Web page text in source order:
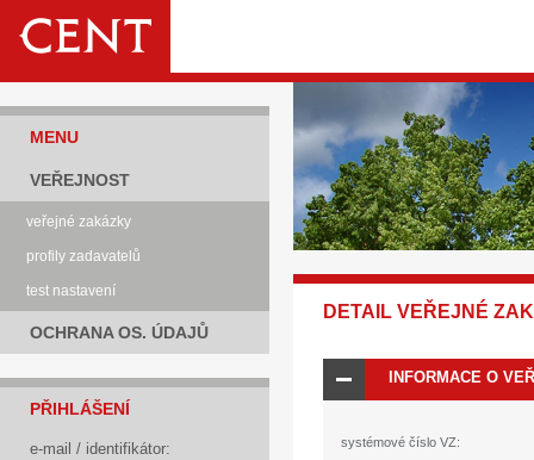
MENU
VEŘEJNOST
veřejné zakázky
profily zadavatelů
test nastavení
OCHRANA OS. ÚDAJŮ
PŘIHLÁŠENÍ
e-mail / identifikátor:
DETAIL VEŘEJNÉ
INFORMACE O
systémové číslo VZ: